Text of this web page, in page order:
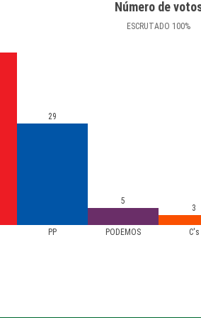
Número de
ESCRUTADO 100%
PP PODEMOS C's
29
5
3